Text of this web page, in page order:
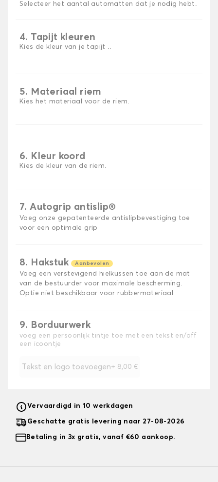
Selecteer het aantal automatten dat je nodig hebt.
4. Tapijt kleuren
Kies de kleur van je tapijt ..
5. Materiaal riem
Kies het materiaal voor de riem.
6. Kleur koord
Kies de kleur van de riem.
7. Autogrip antislip®
Voeg onze gepatenteerde antislipbevestiging toe
voor een optimale grip
8. Hakstuk Aanbevolen
Voeg een verstevigend hielkussen toe aan de mat
van de bestuurder voor maximale bescherming.
Optie niet beschikbaar voor rubbermateriaal
9. Borduurwerk
voeg een persoonlijk tintje toe met een tekst en/off
een icoontje
Tekst en logo toevoegen+ 8,00 €
Vervaardigd in 10 werkdagen
Geschatte gratis levering naar 27-08-2026
Betaling in 3x gratis, vanaf €60 aankoop.